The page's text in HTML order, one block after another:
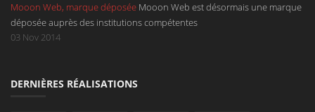
Mooon Web, marque déposée Mooon Web est désormais une marque
déposée auprès des institutions compétentes
03 Nov 2014
DERNIÈRES RÉALISATIONS